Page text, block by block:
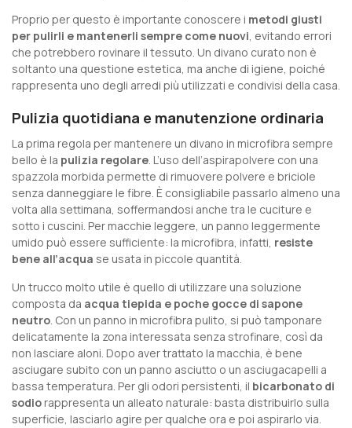
Proprio per questo è importante conoscere i metodi giusti
per pulirli e mantenerli sempre come nuovi, evitando errori
che potrebbero rovinare il tessuto. Un divano curato non è
soltanto una questione estetica, ma anche di igiene, poiché
rappresenta uno degli arredi più utilizzati e condivisi della casa.
Pulizia quotidiana e manutenzione ordinaria
La prima regola per mantenere un divano in microfibra sempre
bello è la pulizia regolare. L’uso dell’aspirapolvere con una
spazzola morbida permette di rimuovere polvere e briciole
senza danneggiare le fibre. È consigliabile passarlo almeno una
volta alla settimana, soffermandosi anche tra le cuciture e
sotto i cuscini. Per macchie leggere, un panno leggermente
umido può essere sufficiente: la microfibra, infatti, resiste
bene all’acqua se usata in piccole quantità.
Un trucco molto utile è quello di utilizzare una soluzione
composta da acqua tiepida e poche gocce di sapone
neutro. Con un panno in microfibra pulito, si può tamponare
delicatamente la zona interessata senza strofinare, così da
non lasciare aloni. Dopo aver trattato la macchia, è bene
asciugare subito con un panno asciutto o un asciugacapelli a
bassa temperatura. Per gli odori persistenti, il bicarbonato di
sodio rappresenta un alleato naturale: basta distribuirlo sulla
superficie, lasciarlo agire per qualche ora e poi aspirarlo via.